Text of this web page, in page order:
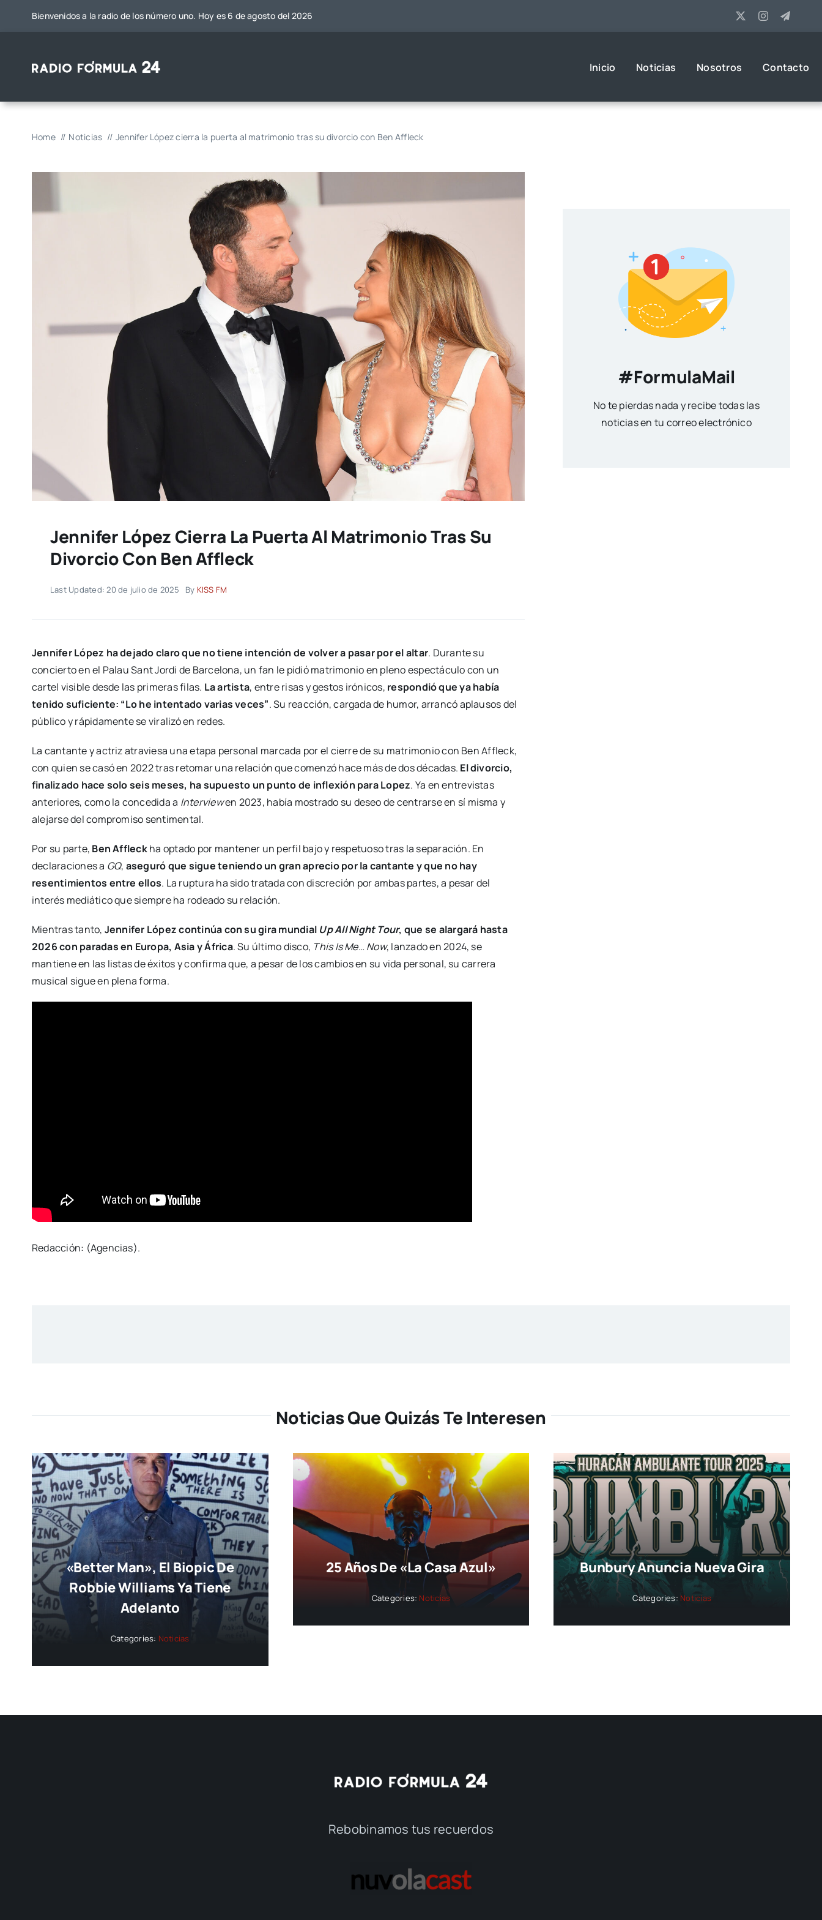
Bienvenidos a la radio de los número uno. Hoy es 6 de agosto del 2026
Inicio Noticias Nosotros Contacto
Home Noticias Jennifer López cierra la puerta al matrimonio tras su divorcio con Ben Affleck
Jennifer López Cierra La Puerta Al Matrimonio Tras Su
Divorcio Con Ben Affleck
Last Updated: 20 de julio de 2025 By KISS FM
Jennifer López ha dejado claro que no tiene intención de volver a pasar por el altar. Durante su
concierto en el Palau Sant Jordi de Barcelona, un fan le pidió matrimonio en pleno espectáculo con un
cartel visible desde las primeras filas. La artista, entre risas y gestos irónicos, respondió que ya había
tenido suficiente: “Lo he intentado varias veces”. Su reacción, cargada de humor, arrancó aplausos del
público y rápidamente se viralizó en redes.
La cantante y actriz atraviesa una etapa personal marcada por el cierre de su matrimonio con Ben Affleck,
con quien se casó en 2022 tras retomar una relación que comenzó hace más de dos décadas. El divorcio,
finalizado hace solo seis meses, ha supuesto un punto de inflexión para Lopez. Ya en entrevistas
anteriores, como la concedida a Interviewen 2023, había mostrado su deseo de centrarse en sí misma y
alejarse del compromiso sentimental.
Por su parte, Ben Affleckha optado por mantener un perfil bajo y respetuoso tras la separación. En
declaraciones a GQ, aseguró que sigue teniendo un gran aprecio por la cantante y que no hay
resentimientos entre ellos. La ruptura ha sido tratada con discreción por ambas partes, a pesar del
interés mediático que siempre ha rodeado su relación.
Mientras tanto, Jennifer López continúa con su gira mundial Up All Night Tour, que se alargará hasta
2026 con paradas en Europa, Asia y África. Su último disco, This Is Me… Now, lanzado en 2024, se
mantiene en las listas de éxitos y confirma que, a pesar de los cambios en su vida personal, su carrera
musical sigue en plena forma.
Redacción: (Agencias).
#FormulaMail
No te pierdas nada y recibe todas las
noticias en tu correo electrónico
Noticias Que Quizás Te Interesen
«Better Man», El Biopic De
Robbie Williams Ya Tiene
Adelanto
Categories: Noticias
25 Años De «La Casa Azul»
Categories: Noticias
Bunbury Anuncia Nueva Gira
Categories: Noticias
Rebobinamos tus recuerdos